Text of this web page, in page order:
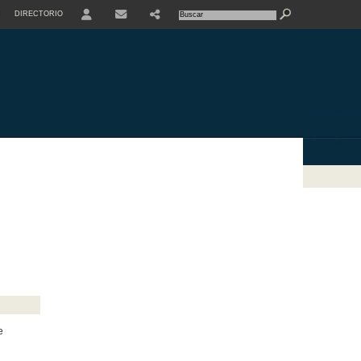
DIRECTORIO